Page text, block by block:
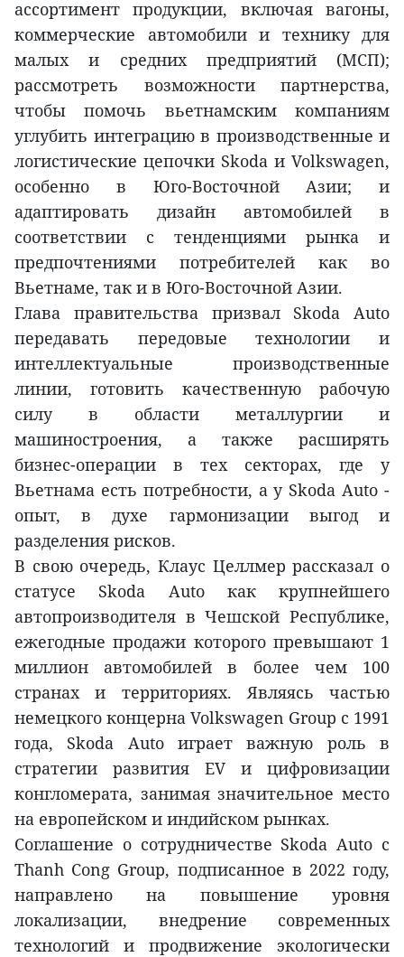
ассортимент продукции, включая вагоны,
коммерческие автомобили и технику для
малых и средних предприятий (МСП);
рассмотреть возможности партнерства,
чтобы помочь вьетнамским компаниям
углубить интеграцию в производственные и
логистические цепочки Skoda и Volkswagen,
особенно в Юго-Восточной Азии; и
адаптировать дизайн автомобилей в
соответствии с тенденциями рынка и
предпочтениями потребителей как во
Вьетнаме, так и в Юго-Восточной Азии.
Глава правительства призвал Skoda Auto
передавать передовые технологии и
интеллектуальные производственные
линии, готовить качественную рабочую
силу в области металлургии и
машиностроения, а также расширять
бизнес-операции в тех секторах, где у
Вьетнама есть потребности, а у Skoda Auto -
опыт, в духе гармонизации выгод и
разделения рисков.
В свою очередь, Клаус Целлмер рассказал о
статусе Skoda Auto как крупнейшего
автопроизводителя в Чешской Республике,
ежегодные продажи которого превышают 1
миллион автомобилей в более чем 100
странах и территориях. Являясь частью
немецкого концерна Volkswagen Group с 1991
года, Skoda Auto играет важную роль в
стратегии развития EV и цифровизации
конгломерата, занимая значительное место
на европейском и индийском рынках.
Соглашение о сотрудничестве Skoda Auto с
Thanh Cong Group, подписанное в 2022 году,
направлено на повышение уровня
локализации, внедрение современных
технологий и продвижение экологически